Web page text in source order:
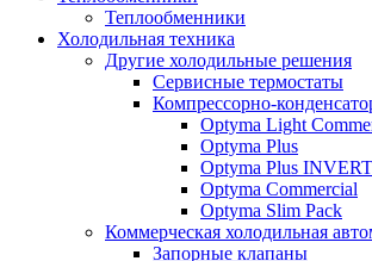
Теплообменники
Холодильная техника
Другие холодильные решения
Сервисные термостаты
Компрессорно-
Optyma Light
Optyma Plus
Optyma Plus
Optyma Commercial
Optyma Slim Pack
Коммерческая холодильная
Запорные клапаны